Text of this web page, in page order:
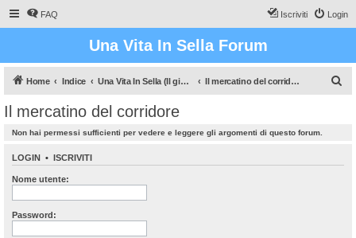
FAQ Login
Iscriviti
Una Vita In Sella Forum
Home Indice Una Vita In Sella (Il gioco che vi farà sudare!) Il mercatino del corridore
Il mercatino del corridore
Non hai permessi sufficienti per vedere e leggere gli argomenti di questo forum.
LOGIN • ISCRIVITI
Nome utente:
Password: